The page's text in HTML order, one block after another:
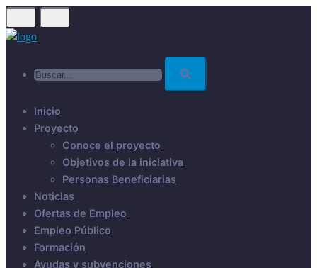
Skip
to
Inicio
Proyecto
Conoce el proyecto
Objetivos de la iniciativa
Personas Beneficiarias
Noticias
Ofertas de Empleo
Empleo Público
Formación
Ayudas y subvenciones